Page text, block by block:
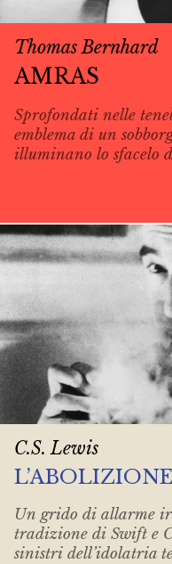
Thomas Bernhard
AMRAS
Sprofondati nelle
emblema di un
illuminano lo sfacelo
C.S. Lewis
Un grido di allarme
tradizione di Swift e
sinistri dell’idolatria